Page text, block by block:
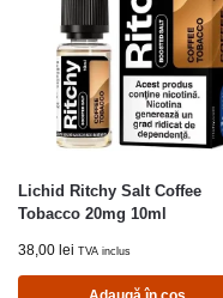
Lichid Ritchy Salt Coffee
Tobacco 20mg 10ml
38,00 lei TVA inclus